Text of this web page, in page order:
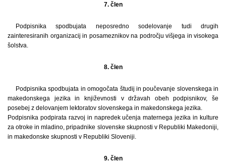
7. člen
Podpisnika spodbujata neposredno sodelovanje tudi drugih
zainteresiranih organizacij in posameznikov na področju višjega in visokega
šolstva.
8. člen
Podpisnika spodbujata in omogočata študij in poučevanje slovenskega in
makedonskega jezika in književnosti v državah obeh podpisnikov, še
posebej z delovanjem lektoratov slovenskega in makedonskega jezika.
Podpisnika podpirata razvoj in napredek učenja maternega jezika in kulture
za otroke in mladino, pripadnike slovenske skupnosti v Republiki Makedoniji,
in makedonske skupnosti v Republiki Sloveniji.
9. člen